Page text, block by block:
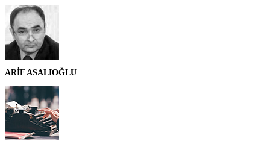
ARİF ASALIOĞLU